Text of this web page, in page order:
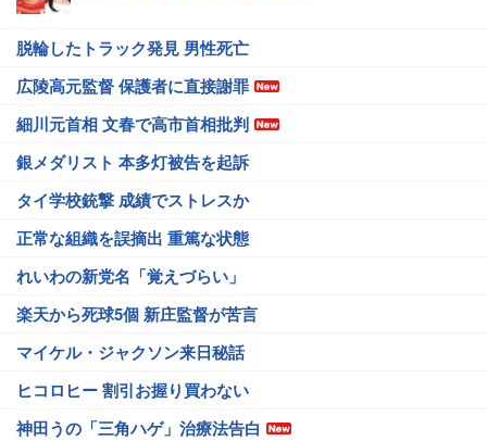
脱輪したトラック発見 男性死亡
広陵高元監督 保護者に直接謝罪
細川元首相 文春で高市首相批判
銀メダリスト 本多灯被告を起訴
タイ学校銃撃 成績でストレスか
正常な組織を誤摘出 重篤な状態
れいわの新党名「覚えづらい」
楽天から死球5個 新庄監督が苦言
マイケル・ジャクソン来日秘話
ヒコロヒー 割引お握り買わない
神田うの「三角ハゲ」治療法告白